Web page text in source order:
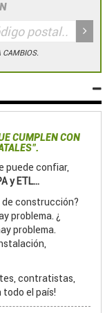
CAMBIOS.
CUMPLEN CON
puede confiar,
y ETL...
de construcción?
problema. ¿
problema.
contratistas,
el país!